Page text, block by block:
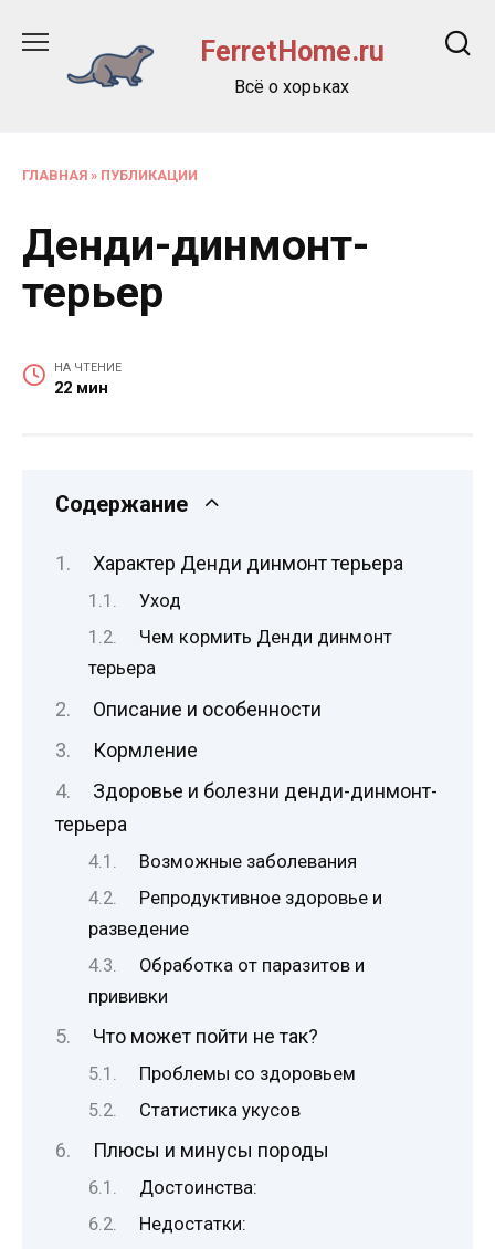
содержанию
FerretHome.ru
Всё о хорьках
ГЛАВНАЯ » ПУБЛИКАЦИИ
Денди-динмонт-
терьер
НА ЧТЕНИЕ
22 мин
Содержание
Характер Денди динмонт терьера
Уход
Чем кормить Денди динмонт
терьера
Описание и особенности
Кормление
Здоровье и болезни денди-динмонт-
терьера
Возможные заболевания
Репродуктивное здоровье и
разведение
Обработка от паразитов и
прививки
Что может пойти не так?
Проблемы со здоровьем
Статистика укусов
Плюсы и минусы породы
Достоинства:
Недостатки: